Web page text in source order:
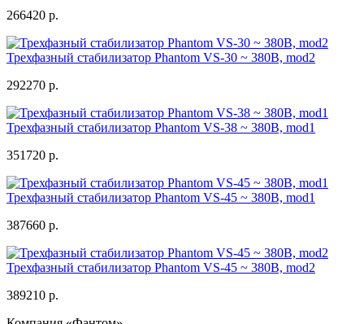
266420 р.
Трехфазный стабилизатор Phantom VS-30 ~ 380В, mod2
292270 р.
Трехфазный стабилизатор Phantom VS-38 ~ 380В, mod1
351720 р.
Трехфазный стабилизатор Phantom VS-45 ~ 380В, mod1
387660 р.
Трехфазный стабилизатор Phantom VS-45 ~ 380В, mod2
389210 р.